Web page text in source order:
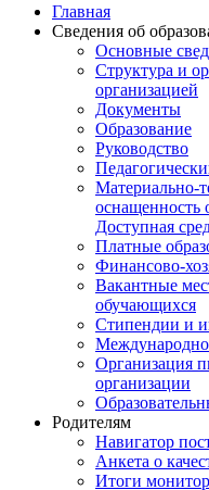
Главная
Сведения об
Основные
Структура и
организацией
Документы
Образование
Руководство
Материально-
оснащенность
Доступная
Платные
Финансово-
Вакантные
обучающихся
Стипендии и
Организация
организации
Родителям
Навигатор
Анкета о
Итоги